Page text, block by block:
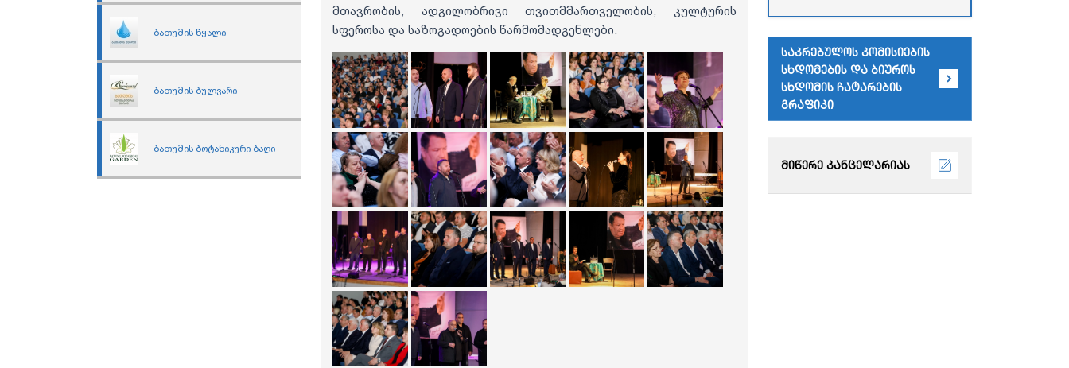
ბათუმის წყალი
ბათუმის ბულვარი
ბათუმის ბოტანიკური ბაღი
მთავრობის, ადგილობრივი თვითმმართველობის, კულტურის
სფეროსა და საზოგადოების წარმომადგენლები.
ადმინისტრაციული
შენობა)
საკრებულოს კომისიების
სხდომების და ბიუროს
სხდომის ჩატარების
გრაფიკი
მიწერე კანცელარიას